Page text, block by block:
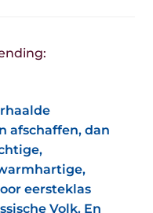
afschaffen, dan
eersteklas
Volk. En